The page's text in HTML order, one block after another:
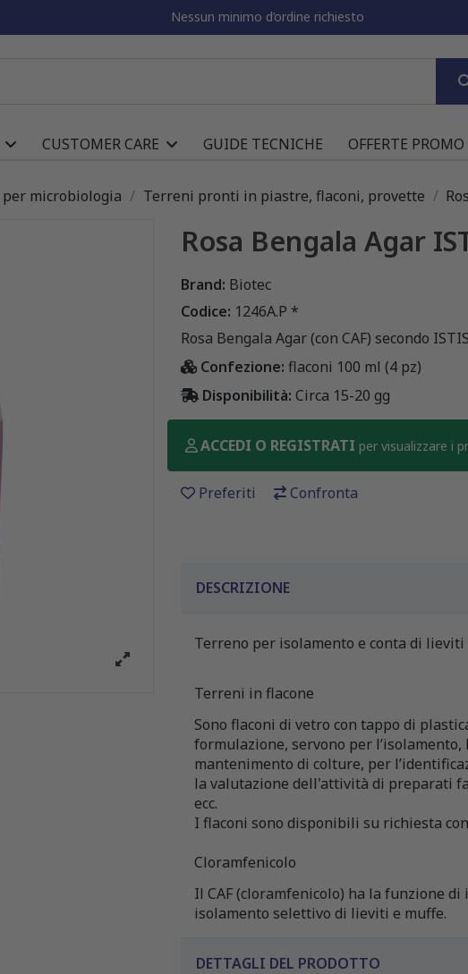
Nessun minimo d’ordine richiesto
CUSTOMER CARE GUIDE TECNICHE OFFERTE PROMO
microbiologia Terreni pronti in piastre, flaconi, provette
Rosa Bengala Agar
Brand: Biotec
Codice: 1246A.P *
Rosa Bengala Agar (con CAF) secondo
Confezione: flaconi 100 ml (4 pz)
Disponibilità: Circa 15-20 gg
ACCEDI O REGISTRATI per visualizzare i
Preferiti Confronta
DESCRIZIONE
Terreno per isolamento e conta di lieviti
Terreni in flacone
Sono flaconi di vetro con tappo di
formulazione, servono per
mantenimento di colture, per
la valutazione dell'attività di preparati
ecc.
I flaconi sono disponibili su richiesta
Cloramfenicolo
Il CAF (cloramfenicolo) ha la funzione
isolamento selettivo di lieviti e muffe.
DETTAGLI DEL PRODOTTO